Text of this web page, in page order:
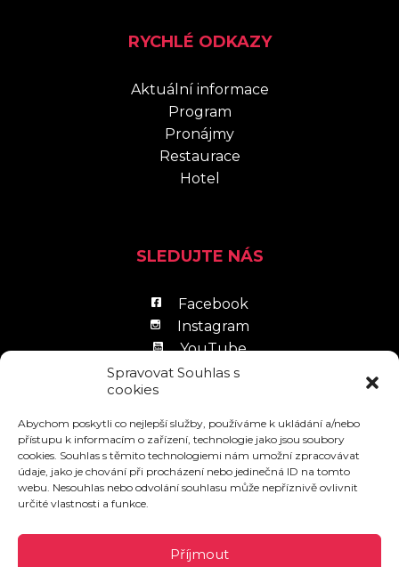
Spravovat Souhlas s
cookies
Abychom poskytli co nejlepší služby, používáme k ukládání a/nebo
přístupu k informacím o zařízení, technologie jako jsou soubory
cookies. Souhlas s těmito technologiemi nám umožní zpracovávat
údaje, jako je chování při procházení nebo jedinečná ID na tomto
webu. Nesouhlas nebo odvolání souhlasu může nepříznivě ovlivnit
určité vlastnosti a funkce.
Příjmout
RYCHLÉ ODKAZY
Aktuální informace
Program
Pronájmy
Restaurace
Hotel
SLEDUJTE NÁS
Facebook
Instagram
YouTube
LinkedIn
Zpracování osobních údajů
Povinně zveřejňované informace